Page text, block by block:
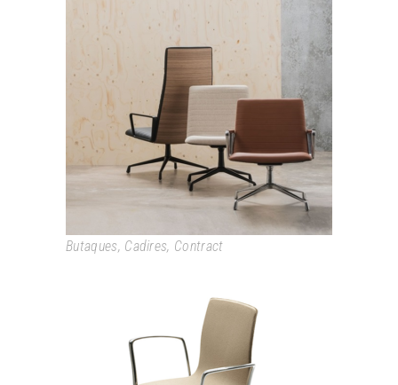
FLEX EXECUTIVE
Butaques, Cadires, Contract